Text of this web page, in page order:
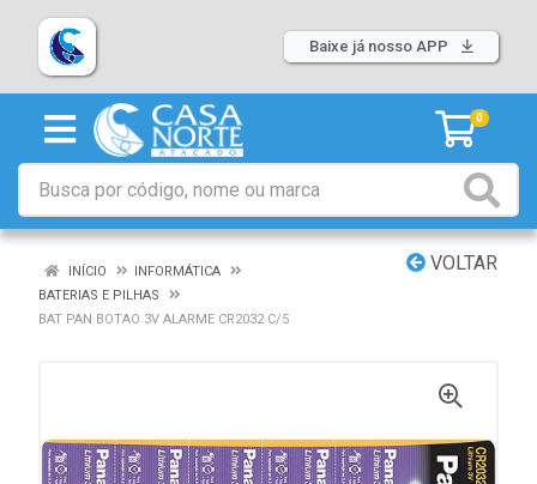
Baixe já nosso APP
0
VOLTAR
INÍCIO
INFORMÁTICA
BATERIAS E PILHAS
BAT PAN BOTAO 3V ALARME CR2032 C/5